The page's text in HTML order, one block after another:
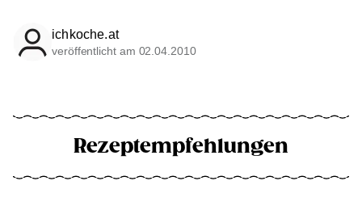
ichkoche.at
veröffentlicht am 02.04.2010
Rezeptempfehlungen